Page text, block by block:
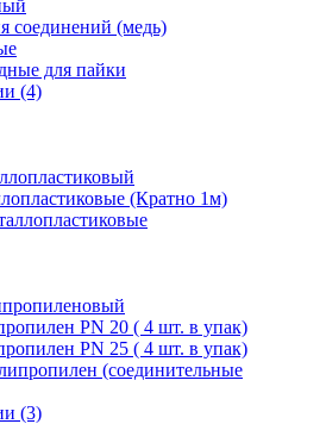
соединений (медь)
для пайки
(4)
(Кратно 1м)
PN 20 ( 4 шт. в упак)
PN 25 ( 4 шт. в упак)
(cоединительные
(3)